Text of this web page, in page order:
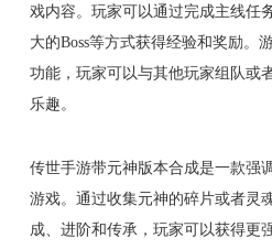
戏内容。玩家可以通过完成主线任
大的Boss等方式获得经验和奖励。
功能，玩家可以与其他玩家组队或
乐趣。
传世手游带元神版本合成是一款强
游戏。通过收集元神的碎片或者灵
成、进阶和传承，玩家可以获得更